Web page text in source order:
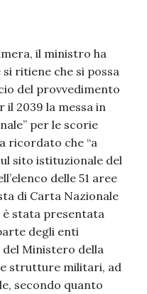
il ministro ha
ritiene che si possa
del provvedimento
il 2039 la messa in
per le scorie
ricordato che “a
sito istituzionale del
delle 51 aree
di Carta Nazionale
è stata presentata
degli enti
Ministero della
strutture militari, ad
secondo quanto